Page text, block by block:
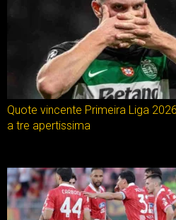
Quote vincente Primeira Liga
a tre apertissima